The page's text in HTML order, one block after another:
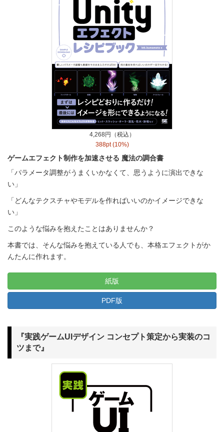
4,268円（税込）
388pt (10%)
ゲームエフェクト制作を加速させる 魔法の調合書
「パラメータ調整がうまくいかなくて、思うように演出できな
い」
「どんなテクスチャやモデルを作ればいいのかイメージできな
い」
このような悩みを抱えたことはありませんか？
本書では、そんな悩みを抱えている人でも、本格エフェクトがか
んたんに作れます。
紙版
PDF版
『実践ゲームUIデザイン コンセプト策定から実装のコ
ツまで』